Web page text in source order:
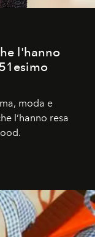
l'hanno
moda e
l’hanno resa